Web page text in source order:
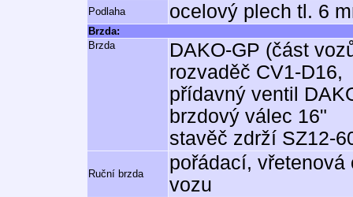
Podlaha ocelový plech tl. 6
Brzda:
Brzda
DAKO-GP (část
rozvaděč CV1-D16,
přídavný ventil
brzdový válec 16"
stavěč zdrží SZ12-
Ruční brzda
pořádací,
vozu